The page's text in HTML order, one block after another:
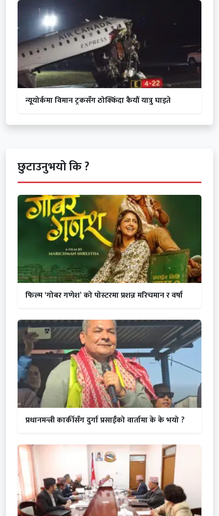
न्यूयोर्कमा विमान ट्रकसँग ठोक्किँदा कैयौं यात्रु घाइते
छुटाउनुभयो कि ?
फिल्म ‘गोबर गणेश’ को पोस्टरमा प्रशन्न मरिचमान र वर्षा
प्रधानमन्त्री कार्कीसँग दुर्गा प्रसाईंको वार्तामा के के भयो ?